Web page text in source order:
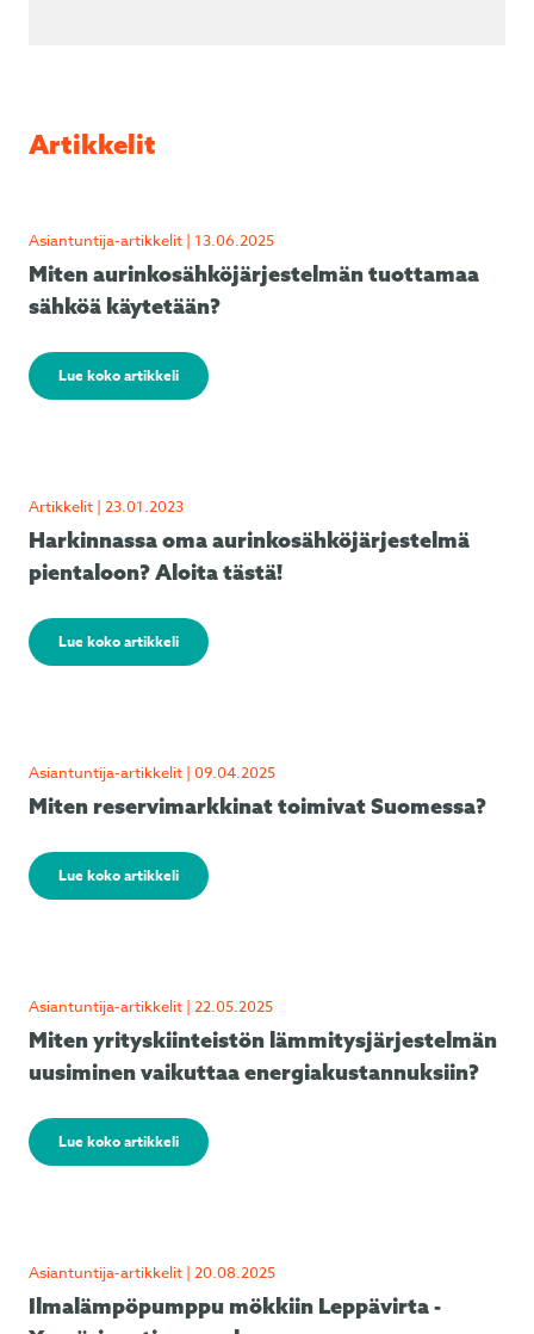
Artikkelit
Asiantuntija-artikkelit | 13.06.2025
Miten aurinkosähköjärjestelmän tuottamaa
sähköä käytetään?
Lue koko artikkeli
Artikkelit | 23.01.2023
Harkinnassa oma aurinkosähköjärjestelmä
pientaloon? Aloita tästä!
Lue koko artikkeli
Asiantuntija-artikkelit | 09.04.2025
Miten reservimarkkinat toimivat Suomessa?
Lue koko artikkeli
Asiantuntija-artikkelit | 22.05.2025
Miten yrityskiinteistön lämmitysjärjestelmän
uusiminen vaikuttaa energiakustannuksiin?
Lue koko artikkeli
Asiantuntija-artikkelit | 20.08.2025
Ilmalämpöpumppu mökkiin Leppävirta -